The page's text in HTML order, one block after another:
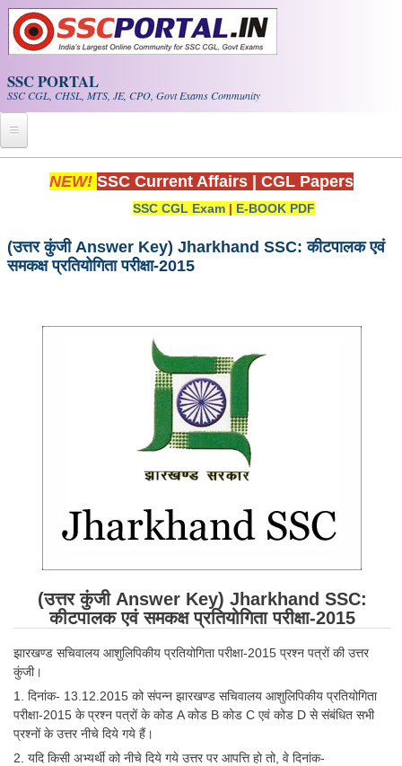
Skip to main content
SSC PORTAL
SSC CGL, CHSL, MTS, JE, CPO, Govt Exams Community
Home
Exam Calendar
SSC CGL Tier-1 PDF NOTES
SSC CHSL PDF Notes
SSC CGL (Tier-1) हिन्दी PDF Notes
SSC CGL Tier-2 Notes
Scientific Assistant(IMD) PDF Notes
FREE Current Affairs
SSC CGL PDF Ebooks
SSC CHSL PDF Ebooks
SSC CGL
SSC CGL TIER-1
NEW! SSC Current Affairs CGL Papers
SSC CGL Exam | E-BOOK PDF
(उत्तर कुंजी Answer Key) Jharkhand SSC: कीटपालक एवं
समकक्ष प्रतियोगिता परीक्षा-2015
(उत्तर कुंजी Answer Key) Jharkhand SSC:
कीटपालक एवं समकक्ष प्रतियोगिता परीक्षा-2015
झारखण्ड सचिवालय आशुलिपिकीय प्रतियोगिता परीक्षा-2015 प्रश्न पत्रों की उत्तर
कुंजी।
1. दिनांक- 13.12.2015 को संपन्न झारखण्ड सचिवालय आशुलिपिकीय प्रतियोगिता
परीक्षा-2015 के प्रश्न पत्रों के कोड A कोड B कोड C एवं कोड D से संबंधित सभी
प्रश्नों के उत्तर नीचे दिये गये हैं।
2. यदि किसी अभ्यर्थी को नीचे दिये गये उत्तर पर आपत्ति हो तो, वे दिनांक-